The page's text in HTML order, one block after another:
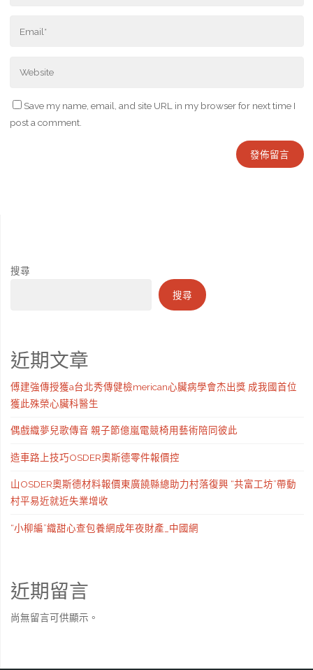
Save my name, email, and site URL in my browser for next time I
post a comment.
搜尋
搜尋
近期文章
傅建強傳授獲a台北秀傳健檢merican心臟病學會杰出獎 成我國首位
獲此殊榮心臟科醫生
偶戲織夢兒歌傳音 親子節億嵐電競椅用藝術陪同彼此
造車路上技巧OSDER奧斯德零件報價控
山OSDER奧斯德材料報價東廣饒縣總助力村落復興 “共富工坊”帶動
村平易近就近失業增收
“小柳編”織甜心查包養網成年夜財產_中國網
近期留言
尚無留言可供顯示。